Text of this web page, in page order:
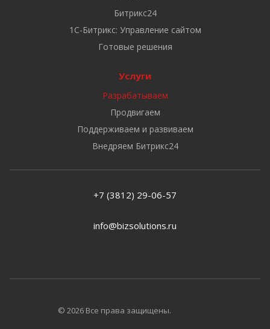
Битрикс24
1С-Битрикс: Управление сайтом
Готовые решения
Услуги
Разрабатываем
Продвигаем
Поддерживаем и развиваем
Внедряем Битрикс24
+7 (3812) 29-06-57
info@bizsolutions.ru
© 2026 Все права защищены.